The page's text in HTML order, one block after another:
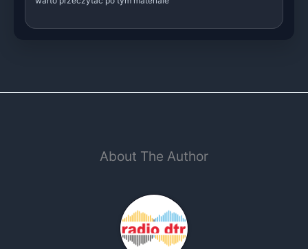
About The Author